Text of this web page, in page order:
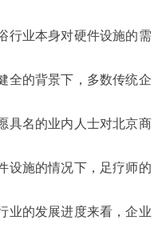
行业本身对硬件设施的需
全的背景下，多数传统企
具名的业内人士对北京商
设施的情况下，足疗师的
业的发展进度来看，企业